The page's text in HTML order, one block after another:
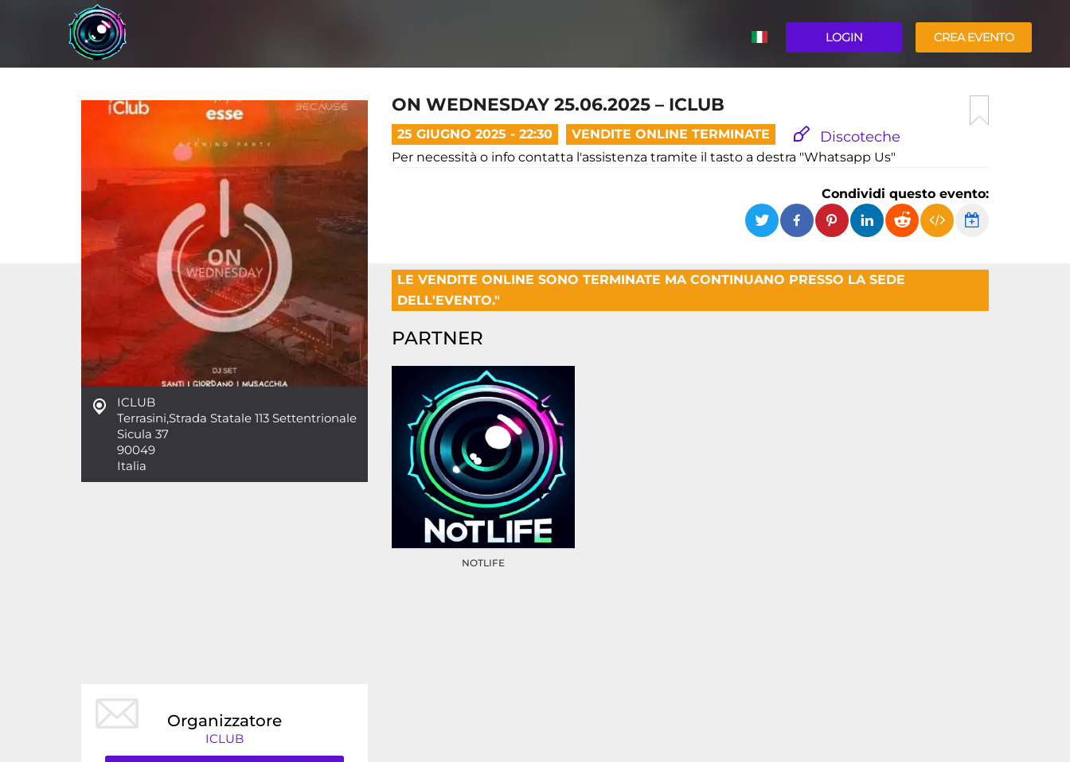
LOGIN CREA EVENTO
ICLUB
Terrasini,Strada Statale 113 Settentrionale
Sicula 37
90049
Italia
Organizzatore
ICLUB
ON WEDNESDAY 25.06.2025 – ICLUB
25 GIUGNO 2025 - 22:30 VENDITE ONLINE TERMINATE Discoteche
Per necessità o info contatta l'assistenza tramite il tasto a destra "Whatsapp Us"
Condividi questo evento:
LE VENDITE ONLINE SONO TERMINATE MA CONTINUANO PRESSO LA SEDE
DELL'EVENTO."
PARTNER
NOTLIFE